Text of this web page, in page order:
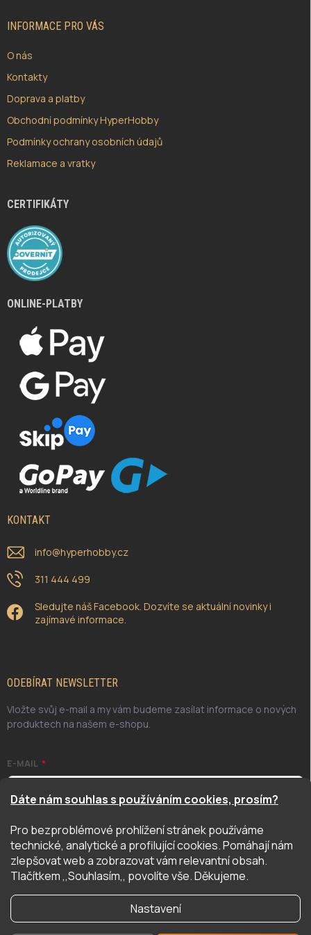
Dáte nám souhlas s používáním cookies, prosím?
Pro bezproblémové prohlížení stránek používáme
technické, analytické a profilující cookies. Pomáhají nám
zlepšovat web a zobrazovat vám relevantní obsah.
Tlačítkem ,,Souhlasím,, povolíte vše. Děkujeme.
Nastavení
INFORMACE PRO VÁS
O nás
Kontakty
Doprava a platby
Obchodní podmínky HyperHobby
Podmínky ochrany osobních údajů
Reklamace a vratky
CERTIFIKÁTY
ONLINE-PLATBY
KONTAKT
info@hyperhobby.cz
311 444 499
Sledujte náš Facebook. Dozvíte se aktuální novinky i
zajímavé informace.
ODEBÍRAT NEWSLETTER
Vložte svůj e-mail a my vám budeme zasílat informace o nových
produktech na našem e-shopu.
E-MAIL
Odesláním potvrzuji, že jsem se seznámil/a se zásadami
ochrany osobních údajů. Úplné znění naleznetezde
PŘIHLÁSIT SE